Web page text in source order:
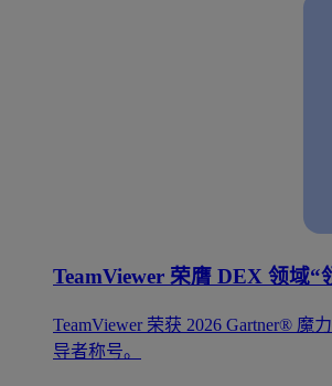
TeamViewer 荣膺 DEX 领域“
TeamViewer 荣获 2026 Gartner®
导者称号。